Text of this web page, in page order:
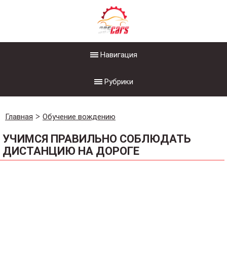
Навигация
Рубрики
Главная Обучение вождению
УЧИМСЯ ПРАВИЛЬНО СОБЛЮДАТЬ
ДИСТАНЦИЮ НА ДОРОГЕ